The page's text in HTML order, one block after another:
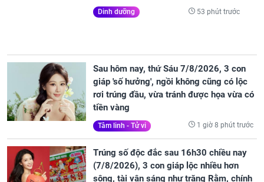
Dinh dưỡng 53 phút trước
Sau hôm nay, thứ Sáu 7/8/2026, 3 con
giáp 'số hưởng', ngồi không cũng có lộc
rơi trúng đầu, vừa tránh được họa vừa có
tiền vàng
Tâm linh - Tử vi 1 giờ 8 phút trước
Trúng số độc đắc sau 16h30 chiều nay
(7/8/2026), 3 con giáp lộc nhiều hơn
sông, tài vận sáng như trăng Rằm, chính